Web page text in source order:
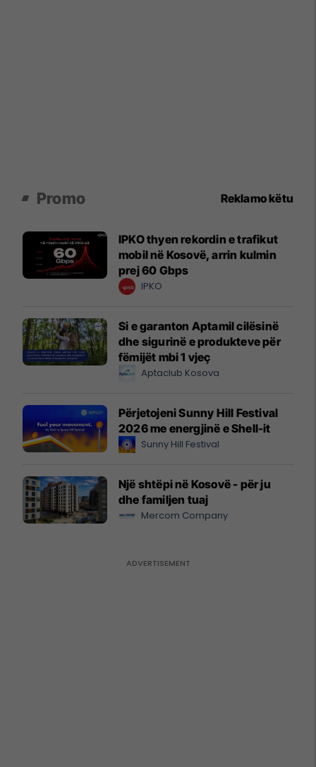
Promo Reklamo këtu
IPKO thyen rekordin e trafikut
mobil në Kosovë, arrin kulmin
prej 60 Gbps
IPKO
Si e garanton Aptamil cilësinë
dhe sigurinë e produkteve për
fëmijët mbi 1 vjeç
Aptaclub Kosova
Përjetojeni Sunny Hill Festival
2026 me energjinë e Shell-it
Sunny Hill Festival
Një shtëpi në Kosovë - për ju
dhe familjen tuaj
Mercom Company